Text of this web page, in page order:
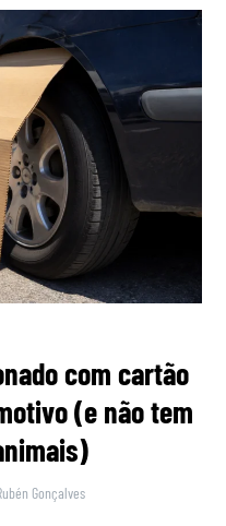
com cartão
(e não tem
Gonçalves